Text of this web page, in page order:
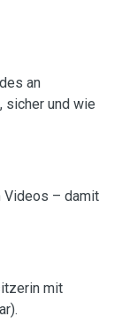
an
sicher und wie
Videos – damit
mit